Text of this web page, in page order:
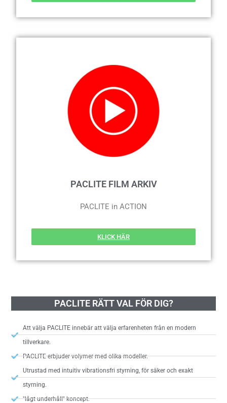
PACLITE FILM ARKIV
PACLITE in ACTION
KLICK HÄR
PACLITE RÄTT VAL FÖR DIG?
Att välja PACLITE innebär att välja erfarenheten från en modern
tillverkare.
PACLITE erbjuder volymer med olika modeller.
Utrustad med intuitiv vibrationsfri styrning, för säker och exakt
styrning.
"lågt underhåll" koncept.